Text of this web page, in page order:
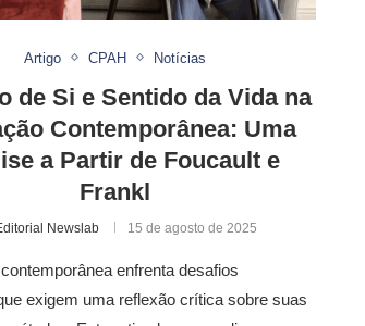
Artigo CPAH Notícias
de Si e Sentido da Vida na
Contemporânea: Uma
a Partir de Foucault e
Frankl
Newslab 15 de agosto de 2025
enfrenta desafios
exigem uma reflexão crítica sobre suas